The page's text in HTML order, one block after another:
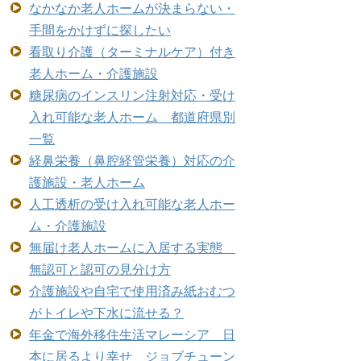
なかなか老人ホームが決まらない・
手間をかけずに探したい
看取り介護（ターミナルケア）付き
老人ホーム・介護施設
糖尿病のインスリン注射対応・受け
入れ可能な老人ホーム 都道府県別
一覧
経鼻栄養（鼻腔経管栄養）対応の介
護施設・老人ホーム
人工透析の受け入れ可能な老人ホー
ム・介護施設
無届け老人ホームに入居する実態
無認可と認可の見分け方
介護施設や自宅で使用済み紙おむつ
がトイレや下水に流せる？
年金で海外移住生活マレーシア 日
本に居るより幸せ ジョブチューン